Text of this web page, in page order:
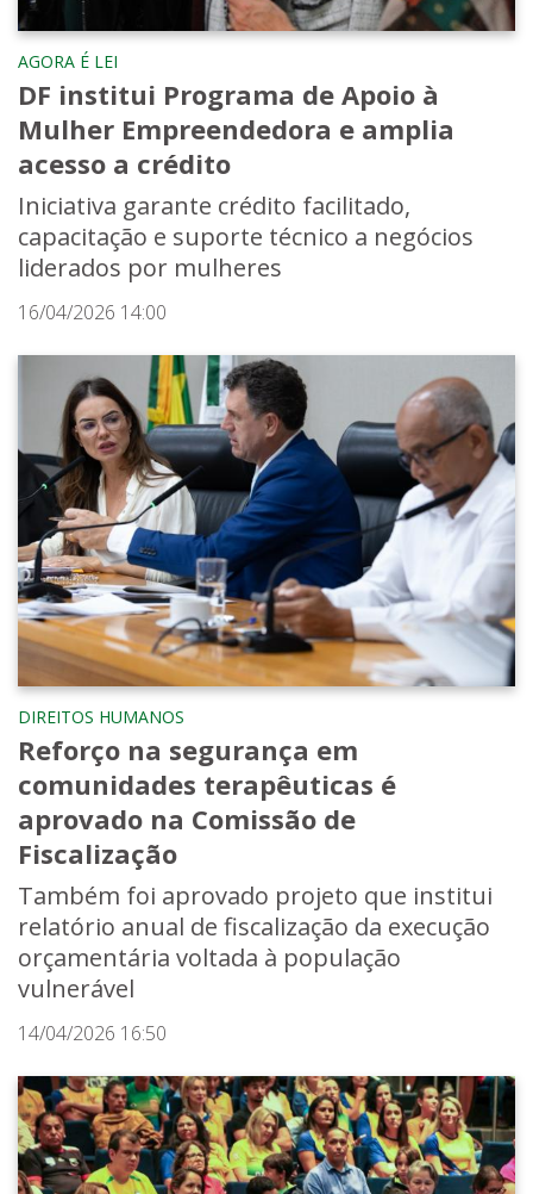
AGORA É LEI
DF institui Programa de Apoio à
Mulher Empreendedora e amplia
acesso a crédito
Iniciativa garante crédito facilitado,
capacitação e suporte técnico a negócios
liderados por mulheres
16/04/2026 14:00
DIREITOS HUMANOS
Reforço na segurança em
comunidades terapêuticas é
aprovado na Comissão de
Fiscalização
Também foi aprovado projeto que institui
relatório anual de fiscalização da execução
orçamentária voltada à população
vulnerável
14/04/2026 16:50